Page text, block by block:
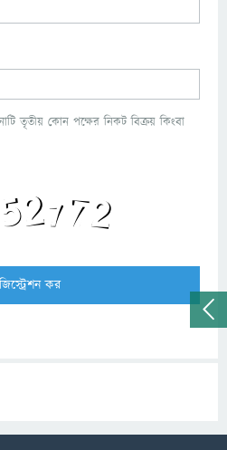
তৃতীয় কোন পক্ষের নিকট বিক্রয় কিংবা